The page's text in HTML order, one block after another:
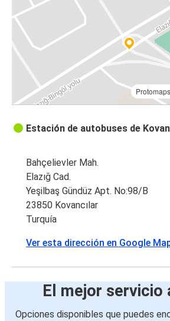
Protomaps
Estación de autobuses de
Bahçelievler Mah.
Elazığ Cad.
Yeşilbaş Gündüz Apt. No:98/B
23850 Kovancılar
Turquía
Ver esta dirección en Google
El mejor servicio
Opciones disponibles que puedes